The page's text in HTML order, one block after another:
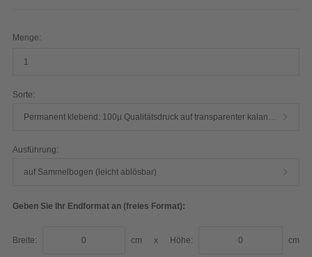
Menge:
Sorte:
Ausführung:
auf Sammelbogen (leicht ablösbar)
Geben Sie Ihr Endformat an (freies Format):
Breite: cm x Höhe: cm